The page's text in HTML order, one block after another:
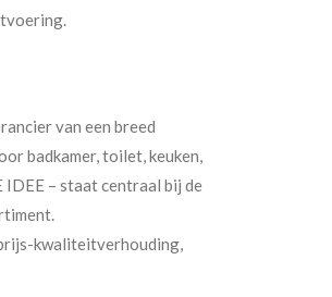
van een breed
badkamer, toilet, keuken,
IDEE – staat centraal bij de
kwaliteitverhouding,